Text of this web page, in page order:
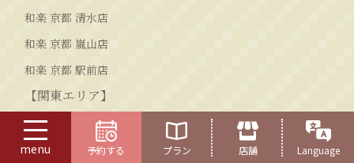
menu 予約する プラン 店舗 Language
和楽 京都 清水店
和楽 京都 嵐山店
和楽 京都 駅前店
【関東エリア】
和楽 浅草店
和楽 鎌倉店